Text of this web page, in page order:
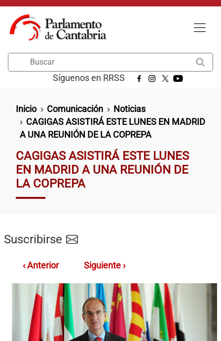
Pasar al contenido principal
Síguenos en RRSS
Ruta de navegación
Inicio Comunicación
Noticias
CAGIGAS ASISTIRÁ ESTE LUNES EN MADRID
A UNA REUNIÓN DE LA COPREPA
CAGIGAS ASISTIRÁ ESTE LUNES
EN MADRID A UNA REUNIÓN DE
LA COPREPA
Suscribirse
‹ Anterior Siguiente ›